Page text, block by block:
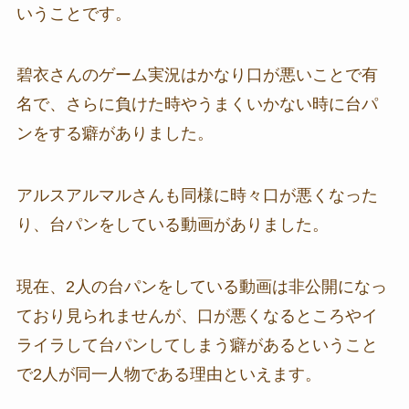
いうことです。
碧衣さんのゲーム実況はかなり口が悪いことで有
名で、さらに負けた時やうまくいかない時に台パ
ンをする癖がありました。
アルスアルマルさんも同様に時々口が悪くなった
り、台パンをしている動画がありました。
現在、2人の台パンをしている動画は非公開になっ
ており見られませんが、口が悪くなるところやイ
ライラして台パンしてしまう癖があるということ
で2人が同一人物である理由といえます。